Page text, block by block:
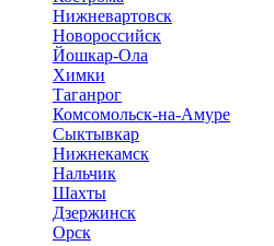
Нижневартовск
Новороссийск
Йошкар-Ола
Химки
Таганрог
Комсомольск-на-Амуре
Сыктывкар
Нижнекамск
Нальчик
Шахты
Дзержинск
Орск